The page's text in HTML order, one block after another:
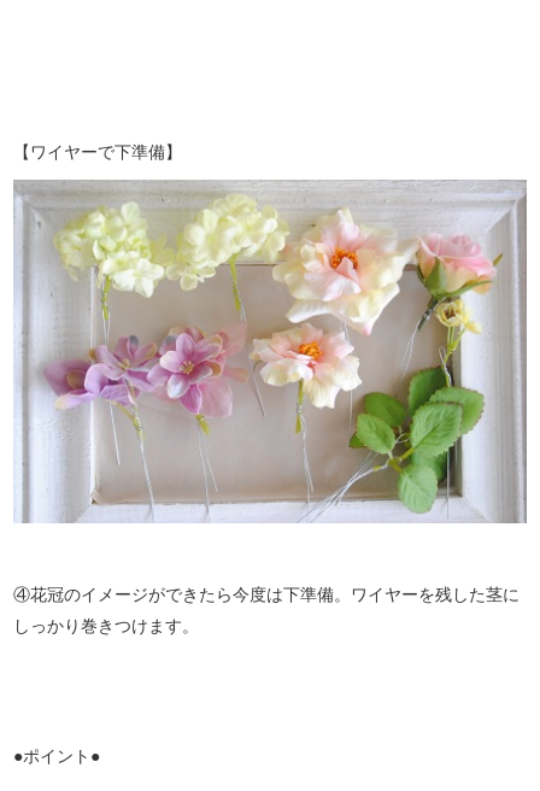
【ワイヤーで下準備】
④花冠のイメージができたら今度は下準備。ワイヤーを残した茎に
しっかり巻きつけます。
●ポイント●